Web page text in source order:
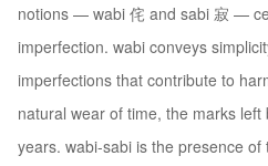
notions — wabi 侘 and sabi 寂 —
imperfection. wabi conveys
imperfections that contribute to
natural wear of time, the marks
years. wabi-sabi is the presence